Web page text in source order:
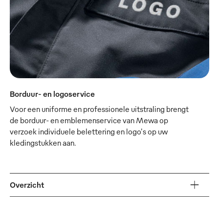
Borduur- en logoservice
Voor een uniforme en professionele uitstraling brengt
de borduur- en emblemenservice van Mewa op
verzoek individuele belettering en logo's op uw
kledingstukken aan.
Overzicht